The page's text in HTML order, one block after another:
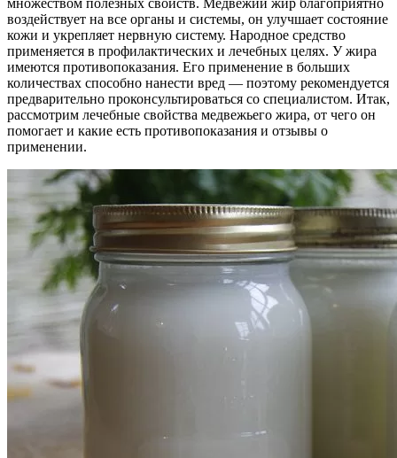
воздействует на все органы и системы, он улучшает состояние
кожи и укрепляет нервную систему. Народное средство
применяется в профилактических и лечебных целях. У жира
имеются противопоказания. Его применение в больших
количествах способно нанести вред — поэтому рекомендуется
предварительно проконсультироваться со специалистом. Итак,
рассмотрим лечебные свойства медвежьего жира, от чего он
помогает и какие есть противопоказания и отзывы о
применении.